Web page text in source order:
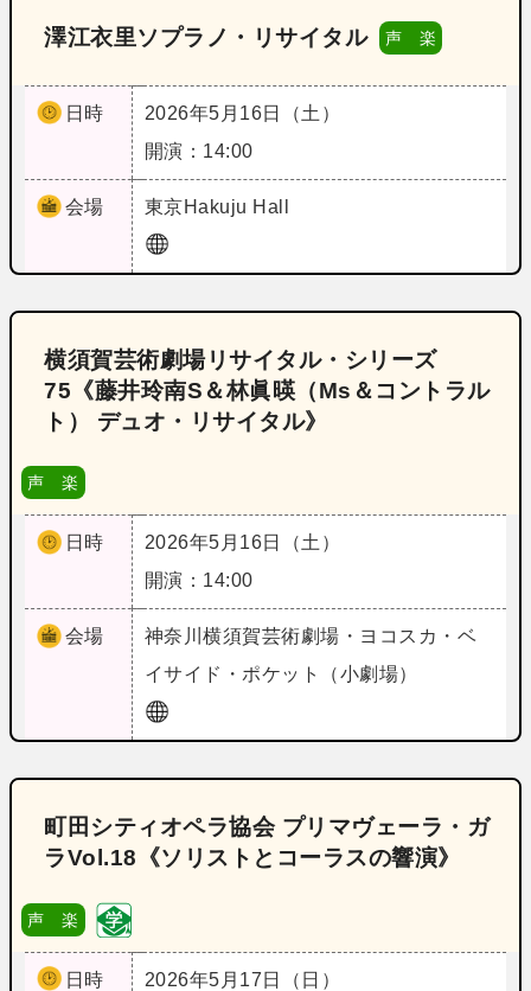
澤江衣里ソプラノ・リサイタル 声 楽
日時
2026年5月16日（土）
開演：14:00
会場 東京Hakuju Hall
横須賀芸術劇場リサイタル・シリーズ
75《藤井玲南S＆林眞暎（Ms＆コントラル
ト） デュオ・リサイタル》
声 楽
日時
2026年5月16日（土）
開演：14:00
会場 神奈川横須賀芸術劇場・ヨコスカ・ベ
イサイド・ポケット（小劇場）
町田シティオペラ協会 プリマヴェーラ・ガ
ラVol.18《ソリストとコーラスの響演》
声 楽
日時
2026年5月17日（日）